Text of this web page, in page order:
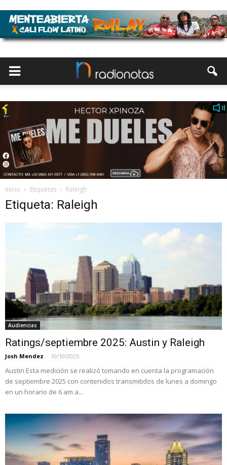
Inicio Etiquetas Raleigh
Etiqueta: Raleigh
Audiencias
Ratings/septiembre 2025: Austin y Raleigh
Josh Mendez - 10/10/2025
Austin Esta medición se realizó tomando en cuenta la programación
de septiembre 2025 con contenidos transmitidos de lunes a domingo
en un horario de 6 am a...